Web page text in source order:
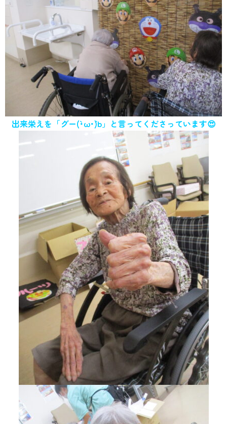
出来栄えを「グー(`･ω･´)b」と言ってくださっています😍